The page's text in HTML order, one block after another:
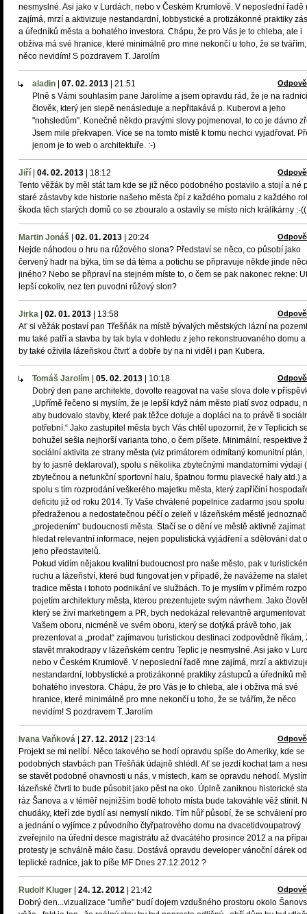
nesmyslné. Asi jako v Lurdách, nebo v Českém Krumlově. V neposlední řadě
zajímá, mrzí a aktivizuje nestandardní, lobbystické a protizákonné praktiky
a úředníků města a bohatého investora. Chápu, že pro Vás je to chleba, ale i
obživa má své hranice, které minimálně pro mne nekončí u toho, že se
něco nevidím! S pozdravem T. Jarolím
aladin 07. 02. 2013 21:51
Plně s Vámi souhlasím pane Jarolíme a jsem opravdu rád, že je na
člověk, který jen slepě nenásleduje a nepřitakává p. Kuberovi a jeho
"nohsledům". Konečně někdo pravými slovy pojmenoval, to co je dávno
Jsem mile překvapen. Více se na tomto místě k tomu nechci vyjadřovat.
jenom je to web o architektuře. :-)
Jiří 04. 02. 2013 18:12
Tento věžák by měl stát tam kde se již něco podobného postavilo a stojí a né
staré zástavby kde historie našeho města čpí z každého pomalu z každého
škoda těch starých domů co se zbouralo a ostavily se místo nich králíkárny :-((
Martin Jonáš 02. 01. 2013 20:24
Nejde náhodou o hru na růžového slona? Představí se něco, co působí jako
červený hadr na býka, tím se dá téma a potichu se připravuje někde jinde
jiného? Nebo se připraví na stejném míste to, o čem se pak nakonec rekne:
lepší cokoliv, nez ten puvodni růžový slon?
Jirka 02. 01. 2013 13:58
Ať si věžák postaví pan Třešňák na místě bývalých městských lázní na
mu také patří a stavba by tak byla v dohledu z jeho rekonstruovaného domu
by také oživila lázeňskou čtvrť a dobře by na ni viděl i pan Kubera.
Tomáš Jarolím 05. 02. 2013 10:18
Dobrý den pane architekte, dovolte reagovat na vaše slova dole v
„Upřímě řečeno si myslím, že je lepší když nám město platí svoz odpadu,
aby budovalo stavby, které pak těžce dotuje a dopláci na to právě ti
potřební.“ Jako zastupitel města bych Vás chtěl upozornit, že v Teplicích
bohužel sešla nejhorší varianta toho, o čem píšete. Minimální, respektive
sociální aktivita ze strany města (viz primátorem odmítaný komunitní plán,
by to jasně deklaroval), spolu s několika zbytečnými mandatorními výdaji
zbytečnou a nefunkční sportovní halu, špatnou formu plavecké haly atd.) a
spolu s tím rozprodání veškerého majetku města, který zapříčiní
deficitu již od roku 2014. Ty Vaše chválené popelnice zadarmo jsou spolu
předraženou a nedostatečnou péčí o zeleň v lázeňském městě
„projedením“ budoucnosti města. Stačí se o dění ve městě aktivně zajímat
hledat relevantní informace, nejen populistická vyjádření a sdělování dat
jeho představitelů.
Pokud vidím nějakou kvalitní budoucnost pro naše město, pak v
ruchu a lázeňství, které bud fungovat jen v případě, že navážeme na
tradice města i tohoto podnikání ve službách. To je myslím v přímém
pojetím architektury města, kterou prezentujete svým návrhem. Jako
který se živí marketingem a PR, bych nedokázal relevantně argumentovat
Vašem oboru, nicméně ve svém oboru, který se dotýká právě toho, jak
prezentovat a „prodat“ zajímavou turistickou destinaci zodpovědně říkám,
stavět mrakodrapy v lázeňském centru Teplic je nesmyslné. Asi jako v
nebo v Českém Krumlově. V neposlední řadě mne zajímá, mrzí a
nestandardní, lobbystické a protizákonné praktiky zástupců a úředníků
bohatého investora. Chápu, že pro Vás je to chleba, ale i obživa má své
hranice, které minimálně pro mne nekončí u toho, že se tvářím, že něco
nevidím! S pozdravem T. Jarolím
Ivana Vaňková 27. 12. 2012 23:14
Projekt se mi nelíbí. Něco takového se hodí opravdu spíše do Ameriky, kde se
podobných stavbách pan Třešňák údajně shlédl. Ať se jezdí kochat tam a
se stavět podobné ohavnosti u nás, v místech, kam se opravdu nehodí.
lázeňské čtvrti to bude působit jako pěst na oko. Úplně zaniknou historické
ráz Šanova a v téměř nejnižším bodě tohoto místa bude takováhle věž stínit.
chudáky, kteří zde bydlí asi nemyslí nikdo. Tím hůř působí, že se schválení
a jednání o vyjímce z původního čtyřpatrového domu na dvacetidvoupatrový
zveřejnilo na úřední desce magistrátu až dvacátého prosince 2012 a na
protesty je schválně málo času. Dostává opravdu developer vánoční dárek od
teplické radnice, jak to píše MF Dnes 27.12.2012 ?
Rudolf Kluger 24. 12. 2012 21:42
Dobrý den...vizualizace "umňe" budí dojem vzdušného prostoru okolo